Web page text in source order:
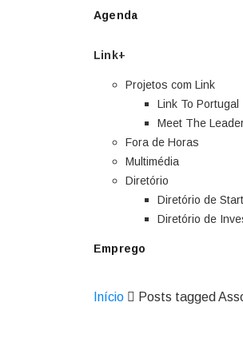
Agenda
Link+
Projetos com Link
Link To Portugal
Meet The
Fora de Horas
Multimédia
Diretório
Diretório de
Diretório de
Emprego
Início Posts tagged